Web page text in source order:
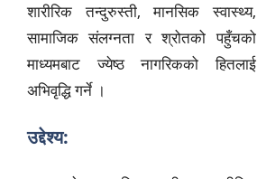
शारीरिक तन्दुरुस्ती, मानसिक स्वास्थ्य,
सामाजिक संलग्नता र श्रोतको पहुँचको
माध्यमबाट ज्येष्ठ नागरिकको हितलाई
अभिवृद्धि गर्ने ।
उद्देश्य: